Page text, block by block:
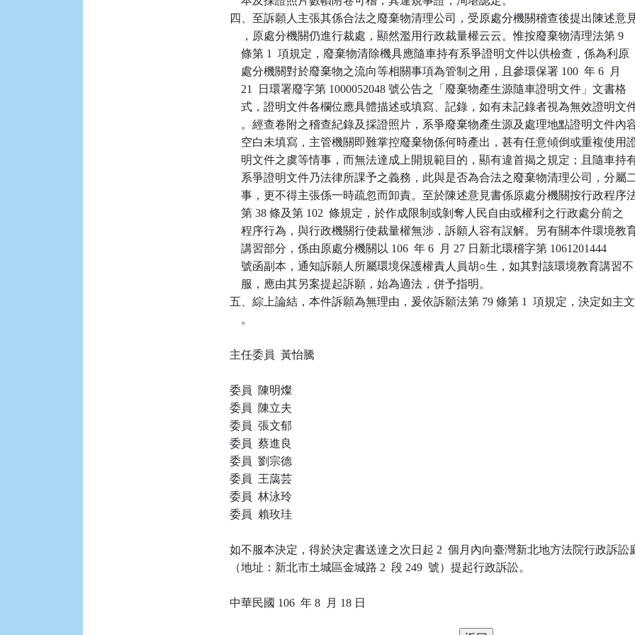
四、至訴願人主張其係合法之廢棄物清理公司，受原處分機關稽查後提出陳述意
    ，原處分機關仍進行裁處，顯然濫用行政裁量權云云。惟按廢棄物清理法第 9
    條第 1  項規定，廢棄物清除機具應隨車持有系爭證明文件以供檢查，係為利原
    處分機關對於廢棄物之流向等相關事項為管制之用，且參環保署 100  年 6  月
    21  日環署廢字第 1000052048 號公告之「廢棄物產生源隨車證明文件」文書格
式，證明文件各欄位應具體描述或填寫、記錄，如有未記錄者視為無效證明文
。經查卷附之稽查紀錄及採證照片，系爭廢棄物產生源及處理地點證明文件內
空白未填寫，主管機關即難掌控廢棄物係何時產出，甚有任意傾倒或重複使用
明文件之虞等情事，而無法達成上開規範目的，顯有違首揭之規定；且隨車持
系爭證明文件乃法律所課予之義務，此與是否為合法之廢棄物清理公司，分屬
事，更不得主張係一時疏忽而卸責。至於陳述意見書係原處分機關按行政程序
    第 38 條及第 102  條規定，於作成限制或剝奪人民自由或權利之行政處分前之
程序行為，與行政機關行使裁量權無涉，訴願人容有誤解。另有關本件環境教
    講習部分，係由原處分機關以 106  年 6  月 27 日新北環稽字第 1061201444
    號函副本，通知訴願人所屬環境保護權責人員胡○生，如其對該環境教育講習不
    服，應由其另案提起訴願，始為適法，併予指明。
五、綜上論結，本件訴願為無理由，爰依訴願法第 79 條第 1  項規定，決定如主文
    。
主任委員  黃怡騰
委員  陳明燦
委員  陳立夫
委員  張文郁
委員  蔡進良
委員  劉宗德
委員  王藹芸
委員  林泳玲
委員  賴玫珪
如不服本決定，得於決定書送達之次日起 2  個月內向臺灣新北地方法院行政訴訟
（地址：新北市土城區金城路 2  段 249  號）提起行政訴訟。